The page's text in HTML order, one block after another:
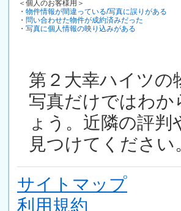
＜個人のお客様用＞
・ 物件情報が間違っている/写真に誤りがある
・ 問い合わせた物件が成約済みだった
・ 写真に個人情報の映り込みがある
第２大幸ハイツの
写真だけではわ
ょう。近隣の評
見つけてください
サイトマップ
利用規約